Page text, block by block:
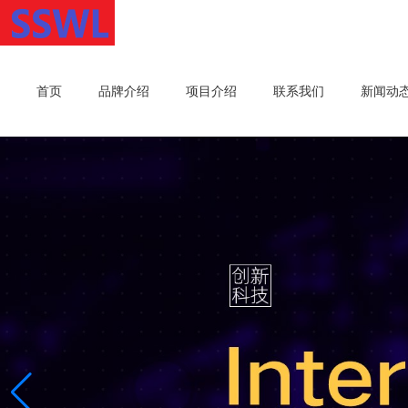
首页 品牌介绍 项目介绍 联系我们 新闻动